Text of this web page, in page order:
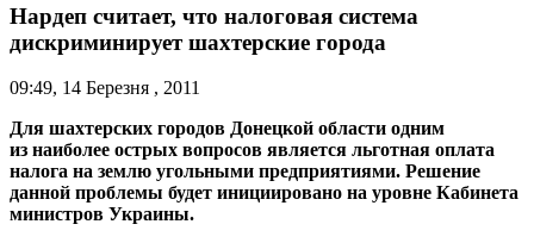
Нардеп считает, что налоговая система
дискриминирует шахтерские города
09:49, 14 Березня , 2011
Для шахтерских городов Донецкой области одним
из наиболее острых вопросов является льготная оплата
налога на землю угольными предприятиями. Решение
данной проблемы будет инициировано на уровне Кабинета
министров Украины.